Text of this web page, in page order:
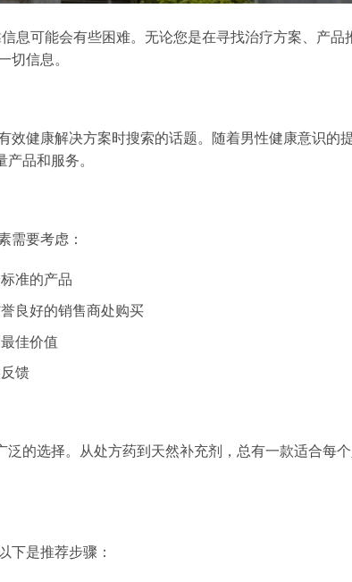
息可能会有些困难。无论您是在寻找治疗方案、产品
切信息。
效健康解决方案时搜索的话题。随着男性健康意识的
品和服务。
需要考虑：
准的产品
良好的销售商处购买
佳价值
馈
的选择。从处方药到天然补充剂，总有一款适合每
下是推荐步骤：